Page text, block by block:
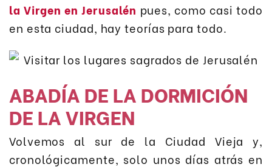
la Virgen en Jerusalén pues, como casi todo
en esta ciudad, hay teorías para todo.
ABADÍA DE LA DORMICIÓN
DE LA VIRGEN
Volvemos al sur de la Ciudad Vieja y,
cronológicamente, solo unos días atrás en